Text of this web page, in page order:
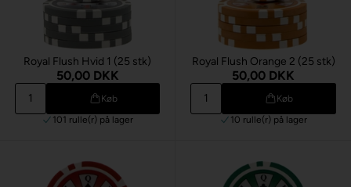
Royal Flush Hvid 1 (25 stk)
50,00 DKK
Køb
101 rulle(r) på lager
Royal Flush Orange 2 (25 stk)
50,00 DKK
Køb
10 rulle(r) på lager